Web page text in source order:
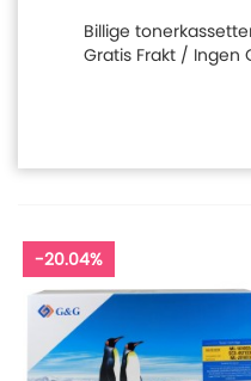
Billige
Gratis Frakt / Ingen
-20.04%